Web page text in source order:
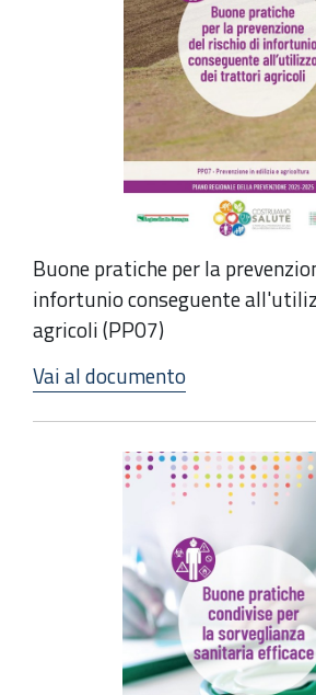
Buone pratiche per la
infortunio conseguente
agricoli (PP07)
Vai al documento